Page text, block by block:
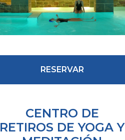
RESERVAR
CENTRO DE
RETIROS DE YOGA Y